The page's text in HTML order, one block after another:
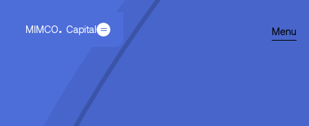
MIMCO Capital Menu